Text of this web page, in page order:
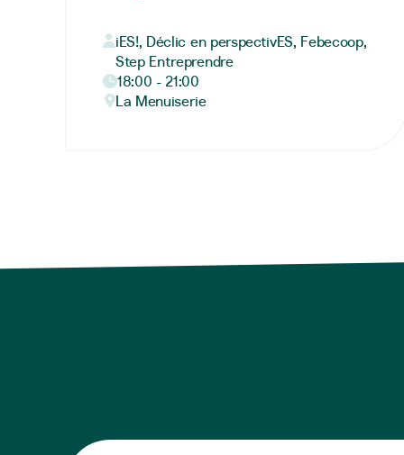
iES!, Déclic en perspectivES, Febecoop,
Step Entreprendre
18:00 - 21:00
La Menuiserie